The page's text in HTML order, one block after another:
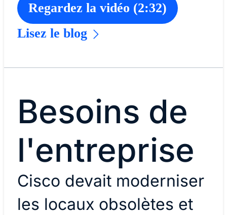
Regardez la vidéo (2:32)
Lisez le blog
Besoins de
l'entreprise
Cisco devait moderniser
les locaux obsolètes et